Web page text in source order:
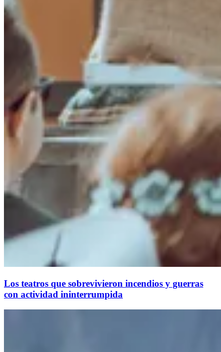
Los teatros que sobrevivieron incendios y guerras
con actividad ininterrumpida